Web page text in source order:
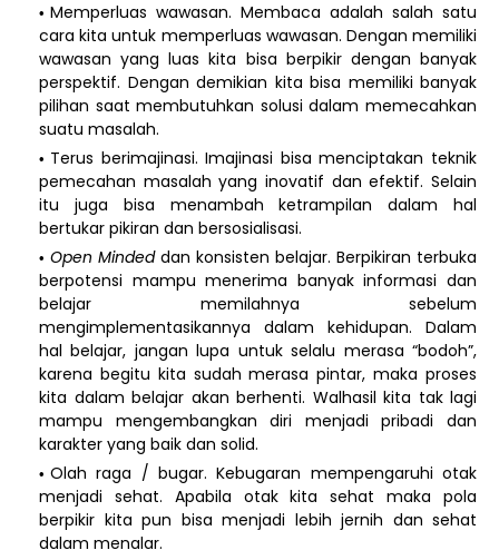
Memperluas wawasan. Membaca adalah salah satu
cara kita untuk memperluas wawasan. Dengan memiliki
wawasan yang luas kita bisa berpikir dengan banyak
perspektif. Dengan demikian kita bisa memiliki banyak
pilihan saat membutuhkan solusi dalam memecahkan
suatu masalah.
Terus berimajinasi. Imajinasi bisa menciptakan teknik
pemecahan masalah yang inovatif dan efektif. Selain
itu juga bisa menambah ketrampilan dalam hal
bertukar pikiran dan bersosialisasi.
Open Mindeddan konsisten belajar. Berpikiran terbuka
berpotensi mampu menerima banyak informasi dan
belajar memilahnya sebelum
mengimplementasikannya dalam kehidupan. Dalam
hal belajar, jangan lupa untuk selalu merasa “bodoh”,
karena begitu kita sudah merasa pintar, maka proses
kita dalam belajar akan berhenti. Walhasil kita tak lagi
mampu mengembangkan diri menjadi pribadi dan
karakter yang baik dan solid.
Olah raga / bugar. Kebugaran mempengaruhi otak
menjadi sehat. Apabila otak kita sehat maka pola
berpikir kita pun bisa menjadi lebih jernih dan sehat
dalam menalar.